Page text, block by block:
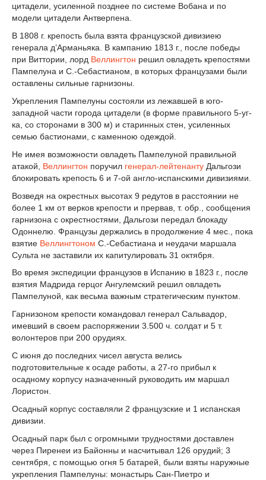
цитадели, усиленной позднее по системе Вобана и по
модели цитадели Антверпена.
В 1808 г. крепость была взята французской дивизиею
генерала д’Арманьяка. В кампанию 1813 г., после победы
при Виттории, лорд Веллингтон решил овладеть крепостями
Пампелуна и С.-Себастианом, в которых французами были
оставлены сильные гарнизоны.
Укрепления Пампелуны состояли из лежавшей в юго-
западной части города цитадели (в форме правильного 5-уг-
ка, со сторонами в 300 м) и старинных стен, усиленных
семью бастионами, с каменною одеждой.
Не имея возможности овладеть Пампелуной правильной
атакой, Веллингтон поручил генерал-лейтенанту Дальгози
блокировать крепость 6 и 7-ой англо-испанскими дивизиями.
Возведя на окрестных высотах 9 редутов в расстоянии не
более 1 км от верков крепости и прервав, т. обр., сообщения
гарнизона с окрестностями, Дальгози передал блокаду
Одоннелю. Французы держались в продолжение 4 мес., пока
взятие Веллингтоном С.-Себастиана и неудачи маршала
Сульта не заставили их капитулировать 31 октября.
Во время экспедиции французов в Испанию в 1823 г., после
взятия Мадрида герцог Ангулемский решил овладеть
Пампелуной, как весьма важным стратегическим пунктом.
Гарнизоном крепости командовал генерал Сальвадор,
имевший в своем распоряжении 3.500 ч. солдат и 5 т.
волонтеров при 200 орудиях.
С июня до последних чисел августа велись
подготовительные к осаде работы, а 27-го прибыл к
осадному корпусу назначенный руководить им маршал
Лористон.
Осадный корпус составляли 2 французские и 1 испанская
дивизии.
Осадный парк был с огромными трудностями доставлен
через Пиренеи из Байонны и насчитывал 126 орудий; 3
сентября, с помощью огня 5 батарей, были взяты наружные
укрепления Пампелуны: монастырь Сан-Пиетро и